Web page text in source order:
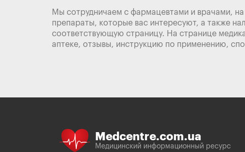
Мы сотрудничаем с фармацевтами и врачами,
препараты, которые вас интересуют, а также
соответствующую страницу. На странице
аптеке, отзывы, инструкцию по применению,
Medcentre.com.ua
Медицинский информационный ресурс